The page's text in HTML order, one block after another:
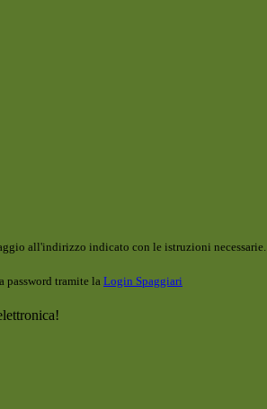
all'indirizzo indicato con le istruzioni necessarie.
password tramite la Login Spaggiari